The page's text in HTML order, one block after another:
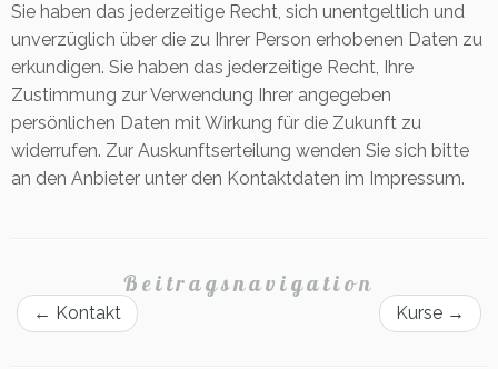
Sie haben das jederzeitige Recht, sich unentgeltlich und
unverzüglich über die zu Ihrer Person erhobenen Daten zu
erkundigen. Sie haben das jederzeitige Recht, Ihre
Zustimmung zur Verwendung Ihrer angegeben
persönlichen Daten mit Wirkung für die Zukunft zu
widerrufen. Zur Auskunftserteilung wenden Sie sich bitte
an den Anbieter unter den Kontaktdaten im Impressum.
Beitragsnavigation
← Kontakt Kurse →